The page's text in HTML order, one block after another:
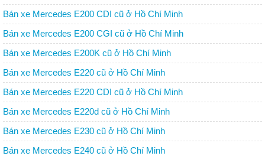
Bán xe Mercedes E200 CDI cũ ở Hồ Chí Minh
Bán xe Mercedes E200 CGI cũ ở Hồ Chí Minh
Bán xe Mercedes E200K cũ ở Hồ Chí Minh
Bán xe Mercedes E220 cũ ở Hồ Chí Minh
Bán xe Mercedes E220 CDI cũ ở Hồ Chí Minh
Bán xe Mercedes E220d cũ ở Hồ Chí Minh
Bán xe Mercedes E230 cũ ở Hồ Chí Minh
Bán xe Mercedes E240 cũ ở Hồ Chí Minh